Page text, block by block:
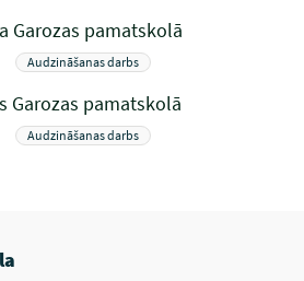
Garozas pamatskolā
Audzināšanas darbs
Garozas pamatskolā
Audzināšanas darbs